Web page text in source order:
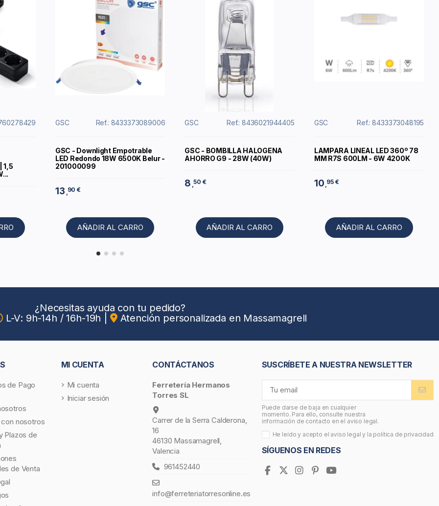
1,5
GSC Ref.: 8433373089006
GSC - Downlight Empotrable
LED Redondo 18W 6500K Belur -
201000099
13 ,90 €
AÑADIR AL CARRO
GSC Ref.: 8436021944405
GSC - BOMBILLA HALOGENA
AHORRO G9 - 28W (40W)
8 ,50 €
AÑADIR AL CARRO
GSC Ref.: 8433373048195
LAMPARA LINEAL LED 360º 78
MM R7S 600LM - 6W 4200K
10 ,95 €
AÑADIR AL CARRO
¿Necesitas ayuda con tu pedido?
L-V: 9h-14h / 16h-19h Atención personalizada en Massamagrell
de Pago
con nosotros
Plazos de
de Venta
MI CUENTA
Mi cuenta
Iniciar sesión
CONTÁCTANOS
Ferretería Hermanos
Torres SL
Carrer de la Serra Calderona,
16
46130 Massamagrell,
Valencia
961452440
info@ferreteriatorresonline.es
SUSCRÍBETE A NUESTRA NEWSLETTER
Puede darse de baja en cualquier
momento. Para ello, consulte nuestra
información de contacto en el aviso legal.
He leído y acepto el aviso legal y la política de privacidad
SÍGUENOS EN REDES